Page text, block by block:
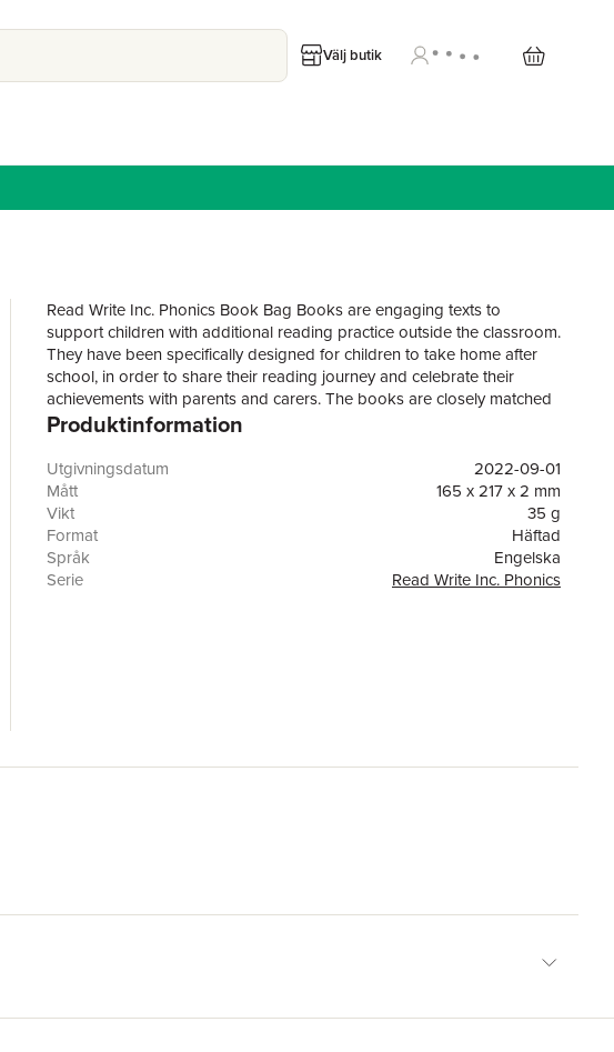
Välj butik
Read Write Inc. Phonics Book Bag Books are engaging texts to
support children with additional reading practice outside the classroom.
They have been specifically designed for children to take home after
school, in order to share their reading journey and celebrate their
achievements with parents and carers. The books are closely matched
to the existing Read Write Inc. Phonics Storybooks to reinforce
helping them to make even faster progress in reading.
Produktinformation
Utgivningsdatum
2022-09-01
Mått
165 x 217 x 2 mm
Vikt
35 g
Format
Häftad
Språk
Engelska
Serie
Read Write Inc. Phonics